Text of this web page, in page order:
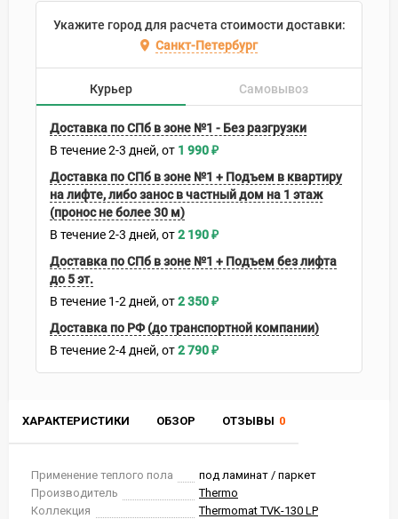
ХАРАКТЕРИСТИКИ ОБЗОР ОТЗЫВЫ 0
Применение теплого пола
под ламинат / паркет
Производитель
Thermo
Коллекция
Thermomat TVK-130 LP
Укажите город для расчета стоимости доставки:
Санкт-Петербург
Курьер Самовывоз
Доставка по СПб в зоне №1 - Без разгрузки
В течение2-3 дней 1 990₽
Доставка по СПб в зоне №1 + Подъем в квартиру
на лифте, либо занос в частный дом на 1 этаж
(пронос не более 30 м)
В течение2-3 дней 2 190₽
Доставка по СПб в зоне №1 + Подъем без лифта
до 5 эт.
В течение 1-2 дней 2 350₽
Доставка по РФ (до транспортной компании)
В течение2-4 дней 2 790₽